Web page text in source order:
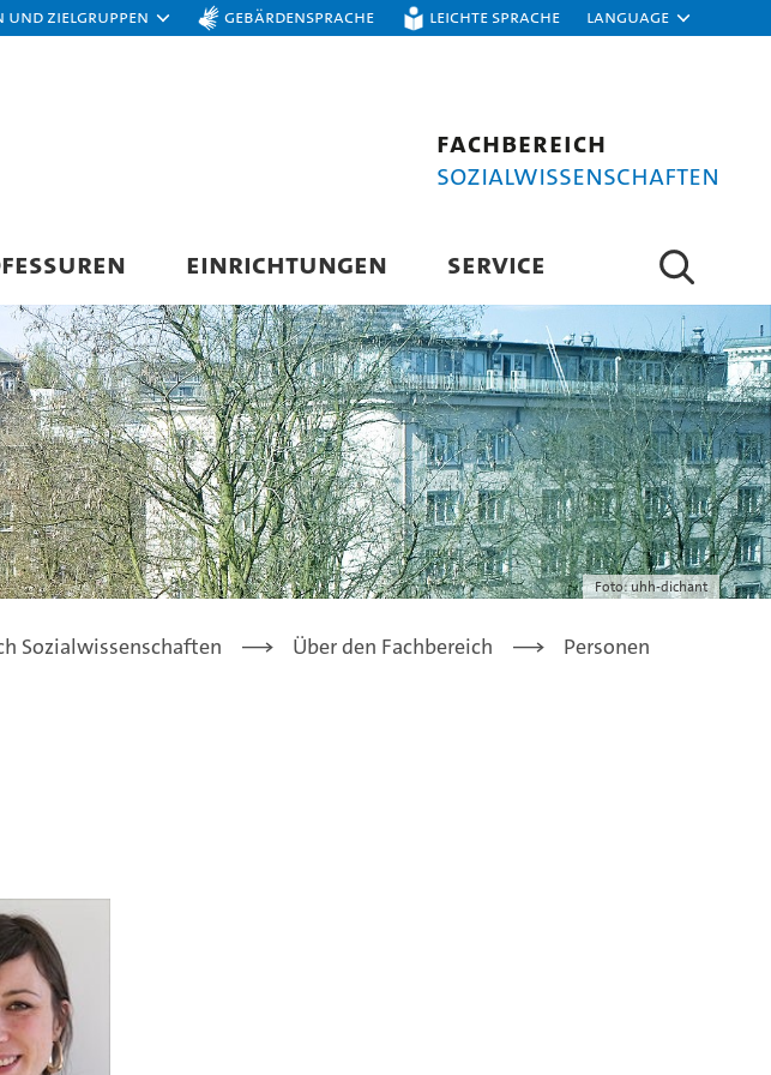
Zielgruppen Gebärdensprache Leichte Sprache Language
Fachbereich
Sozialwissenschaften
EINRICHTUNGEN SERVICE
Foto: uhh-dichant
Sozialwissenschaften Über den Fachbereich
Personen